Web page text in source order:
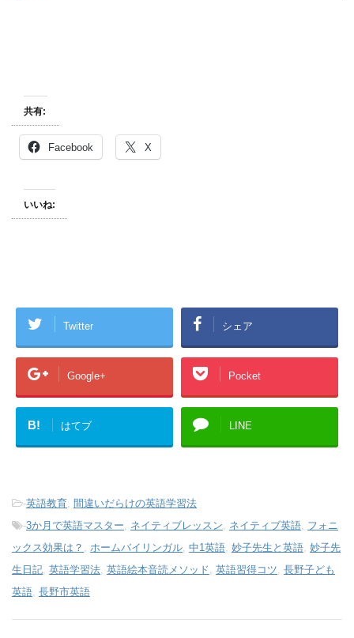
共有:
Facebook X
いいね:
Twitter シェア
Google+ Pocket
B! はてブ LINE
-英語教育 間違いだらけの英語学習法
-3か月で英語マスター ネイティブレッスン ネイティブ英語 フォニ
ックス効果は？
ホームバイリンガル 中1英語 妙子先生と英語 妙子先
生日記 英語学習法 英語絵本音読メソッド 英語習得コツ 長野子ども
英語 長野市英語